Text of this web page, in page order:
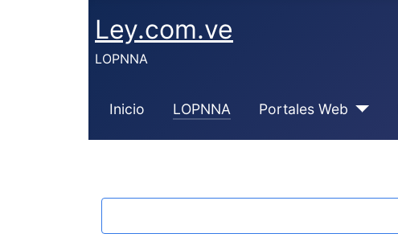
Ley.com.ve
LOPNNA
Inicio LOPNNA Portales Web